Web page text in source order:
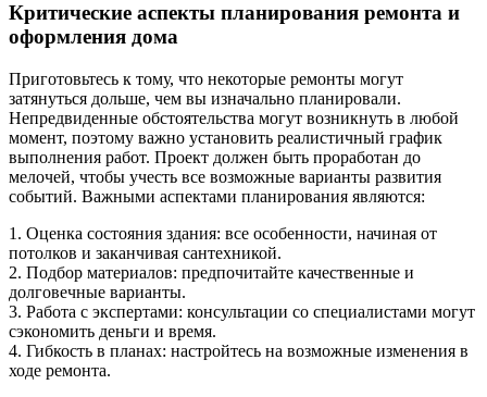
Критические аспекты планирования ремонта и
оформления дома
Приготовьтесь к тому, что некоторые ремонты могут
затянуться дольше, чем вы изначально планировали.
Непредвиденные обстоятельства могут возникнуть в любой
момент, поэтому важно установить реалистичный график
выполнения работ. Проект должен быть проработан до
мелочей, чтобы учесть все возможные варианты развития
событий. Важными аспектами планирования являются:
1. Оценка состояния здания: все особенности, начиная от
потолков и заканчивая сантехникой.
2. Подбор материалов: предпочитайте качественные и
долговечные варианты.
3. Работа с экспертами: консультации со специалистами могут
сэкономить деньги и время.
4. Гибкость в планах: настройтесь на возможные изменения в
ходе ремонта.